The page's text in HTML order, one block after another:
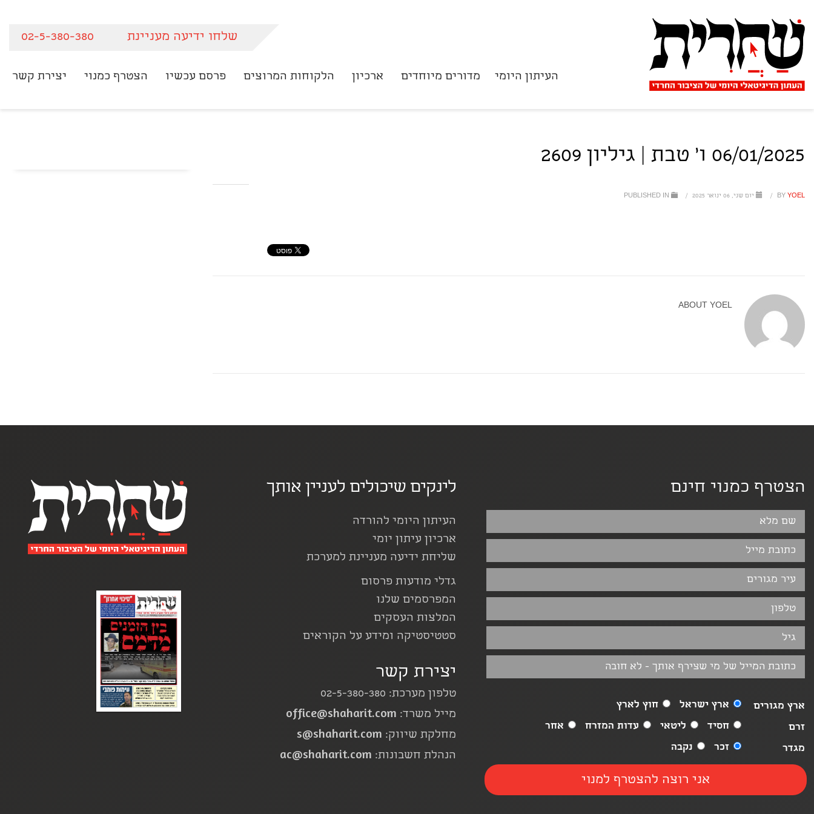
שלחו ידיעה מעניינת 02-5-380-380
העיתון היומי מדורים מיוחדים ארכיון הלקוחות המרוצים פרסם עכשיו הצטרף כמנוי יצירת קשר
06/01/2025 ו' טבת | גיליון 2609
BY YOEL
/ יום שני, 06 ינואר 2025 /
ABOUT YOEL
הצטרף כמנוי חינם
ארץ מגורים ארץ ישראל
חוץ לארץ
זרם
חסיד ליטאי עדות המזרח
אחר
מגדר
זכר נקבה
לינקים שיכולים לעניין אותך
העיתון היומי להורדה
ארכיון עיתון יומי
שליחת ידיעה מעניינת למערכת
גדלי מודעות פרסום
המפרסמים שלנו
המלצות העסקים
סטטיסטיקה ומידע על הקוראים
יצירת קשר
טלפון מערכת: 02-5-380-380
מייל משרד: office@shaharit.com
מחלקת שיווק: s@shaharit.com
הנהלת חשבונות: ac@shaharit.com